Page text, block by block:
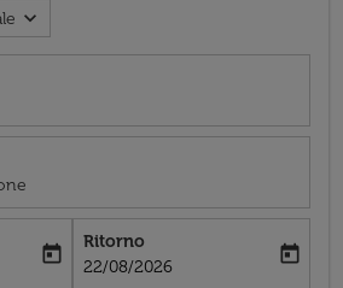
expand_more
date-aria-label
today
Ritorno
fc-booking-return-date-aria-label
22/08/2026
today